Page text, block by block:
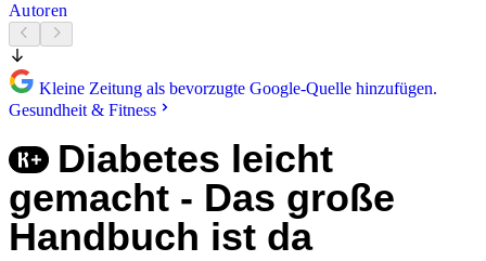
Autoren
Kleine Zeitung als bevorzugte Google-Quelle hinzufügen.
Gesundheit & Fitness
Diabetes leicht
gemacht - Das große
Handbuch ist da